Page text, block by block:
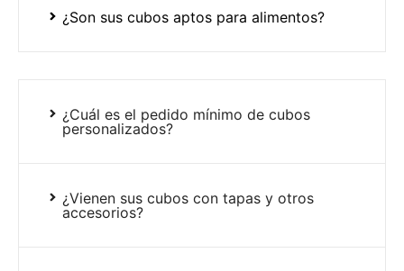
¿Son sus cubos aptos para alimentos?
¿Cuál es el pedido mínimo de cubos
personalizados?
¿Vienen sus cubos con tapas y otros
accesorios?